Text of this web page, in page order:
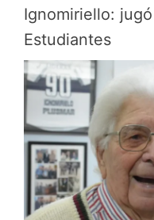
Ignomiriello:
Estudiantes